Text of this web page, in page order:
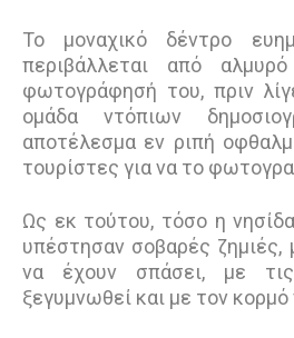
Το μοναχικό δέντρο
περιβάλλεται από
φωτογράφησή του, πριν
ομάδα ντόπιων
αποτέλεσμα εν ριπή
τουρίστες για να το
Ως εκ τούτου, τόσο η
υπέστησαν σοβαρές ζημιές,
να έχουν σπάσει, με
ξεγυμνωθεί και με τον κορμό